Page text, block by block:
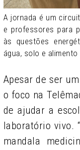
A jornada é um
e professores para
às questões
água, solo e alimento
Apesar de ser
o foco na
de ajudar a
laboratório vivo.
mandala